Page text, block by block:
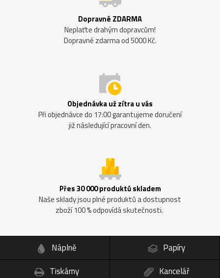
Dopravné ZDARMA
Neplaťte drahým dopravcům!
Dopravné zdarma od 5000 Kč.
Objednávka už zítra u vás
Při objednávce do 17:00 garantujeme doručení
již následující pracovní den.
Přes 30 000 produktů skladem
Naše sklady jsou plné produktů a dostupnost
zboží 100 % odpovídá skutečnosti.
Náplně
Papíry
Tiskárny
Kancelář